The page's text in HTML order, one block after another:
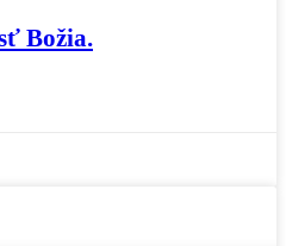
Božia.